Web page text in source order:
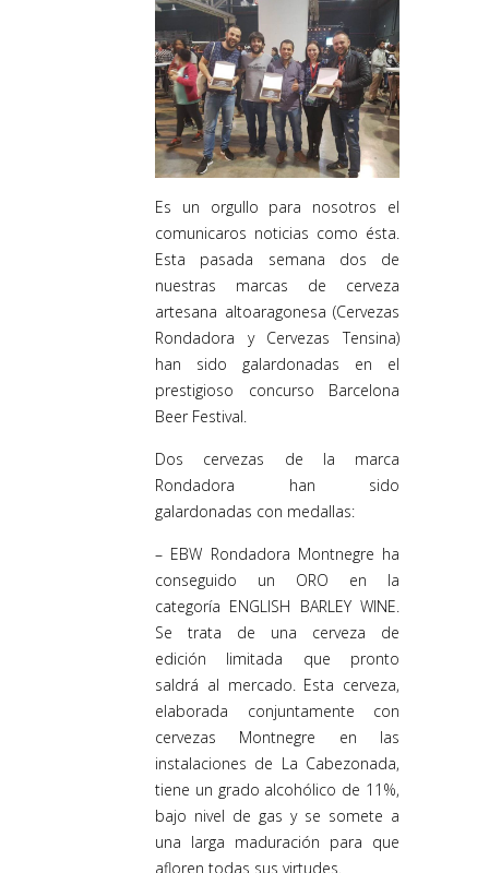
Es un orgullo para nosotros el
comunicaros noticias como ésta.
Esta pasada semana dos de
nuestras marcas de cerveza
artesana altoaragonesa (Cervezas
Rondadora y Cervezas Tensina)
han sido galardonadas en el
prestigioso concurso Barcelona
Beer Festival.
Dos cervezas de la marca
Rondadora han sido
galardonadas con medallas:
– EBW Rondadora Montnegre ha
conseguido un ORO en la
categoría ENGLISH BARLEY WINE.
Se trata de una cerveza de
edición limitada que pronto
saldrá al mercado. Esta cerveza,
elaborada conjuntamente con
cervezas Montnegre en las
instalaciones de La Cabezonada,
tiene un grado alcohólico de 11%,
bajo nivel de gas y se somete a
una larga maduración para que
afloren todas sus virtudes.